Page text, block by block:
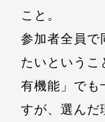
こと。
参加者全員で
たいという
有機能」で
すが、選んだ